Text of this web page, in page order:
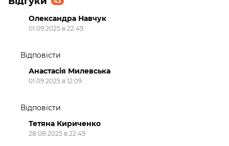
Олександра Навчук
01.09.2025 в 22:49
Відповісти
Анастасія Милевська
01.09.2025 в 12:09
Відповісти
Тетяна Кириченко
28.08.2025 в 22:49